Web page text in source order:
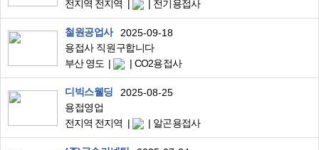
전지역 전지역 전기용접사
철원공업사
2025-09-18
용접사 직원구합니다
부산 영도
CO2용접사
디빅스웰딩
2025-08-25
용접영업
전지역 전지역
알곤용접사